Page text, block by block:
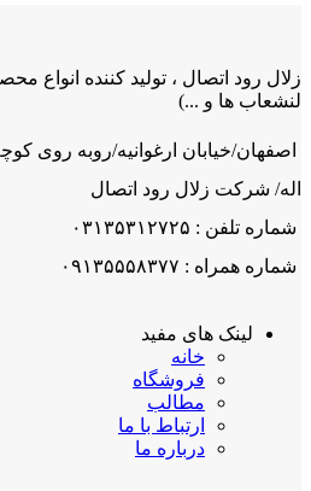
زلال رود اتصال ، تولید کننده انواع
لنشعاب ها و ...)
اله/ شرکت زلال رود اتصال
شماره تلفن : ۰۳۱۳۵۳۱۲۷۲۵
شماره همراه : ۰۹۱۳۵۵۵۸۳۷۷
لینک های مفید
خانه
فروشگاه
مطالب
ارتباط با ما
درباره ما